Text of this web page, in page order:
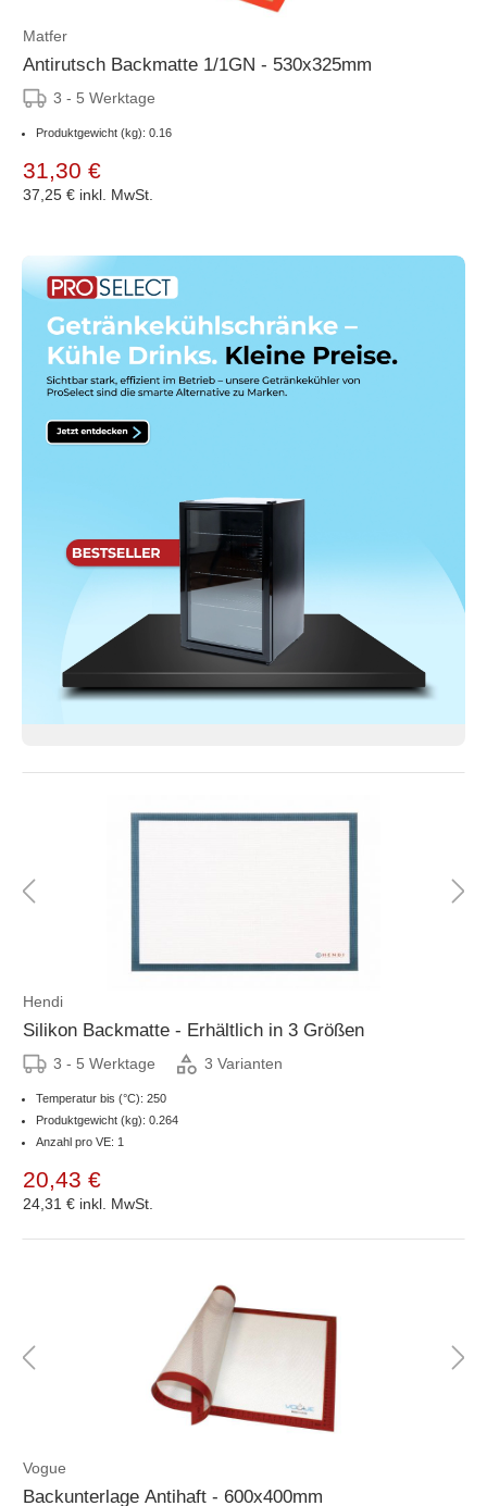
Matfer
Antirutsch Backmatte 1/1GN - 530x325mm
3 - 5 Werktage
Produktgewicht (kg): 0.16
31,30 €
37,25 € inkl. MwSt.
Hendi
Silikon Backmatte - Erhältlich in 3 Größen
3 - 5 Werktage 3 Varianten
Temperatur bis (°C): 250
Produktgewicht (kg): 0.264
Anzahl pro VE: 1
20,43 €
24,31 € inkl. MwSt.
Vogue
Backunterlage Antihaft - 600x400mm